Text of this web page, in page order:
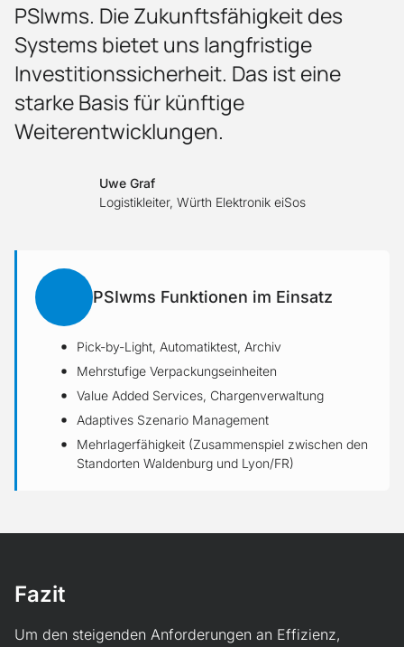
PSIwms. Die Zukunftsfähigkeit des
Systems bietet uns langfristige
Investitionssicherheit. Das ist eine
starke Basis für künftige
Weiterentwicklungen.
Uwe Graf
Logistikleiter, Würth Elektronik eiSos
PSIwms Funktionen im Einsatz
Pick-by-Light, Automatiktest, Archiv
Mehrstufige Verpackungseinheiten
Value Added Services, Chargenverwaltung
Adaptives Szenario Management
Mehrlagerfähigkeit (Zusammenspiel zwischen den
Standorten Waldenburg und Lyon/FR)
Fazit
Um den steigenden Anforderungen an Effizienz,